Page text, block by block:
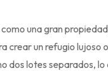
una gran
crear un refugio lujoso
dos lotes separados,